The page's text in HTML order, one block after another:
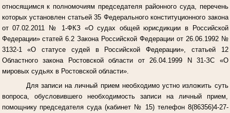
относящимся к полномочиям председателя районного суда, перечень
которых установлен статьей 35 Федерального конституционного закона
от 07.02.2011 № 1-ФКЗ «О судах общей юрисдикции в Российской
Федерации» статей 6.2 Закона Российской Федерации от 26.06.1992 №
3132-1 «О статусе судей в Российской Федерации», статьей 12
Областного закона Ростовской области от 26.04.1999 N 31-ЗС «О
мировых судьях в Ростовской области».
Для записи на личный прием необходимо устно изложить суть
вопроса, обусловившего необходимость записи на личный прием,
помощнику председателя суда (кабинет № 15) телефон 8(86356)4-27-